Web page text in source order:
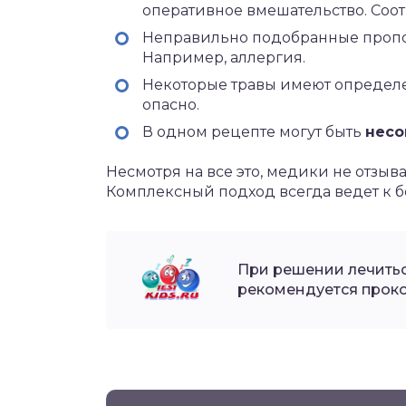
оперативное вмешательство.
Неправильно подобранные
Например, аллергия.
Некоторые травы имеют
опасно.
В одном рецепте могут быть
Несмотря на все это, медики не
Комплексный подход всегда ведет к
При решении
рекомендуется